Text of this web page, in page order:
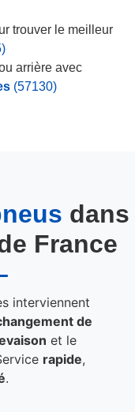
trouver le meilleur
arrière avec
(57130)
dans
France
interviennent
de
et le
rapide,
.